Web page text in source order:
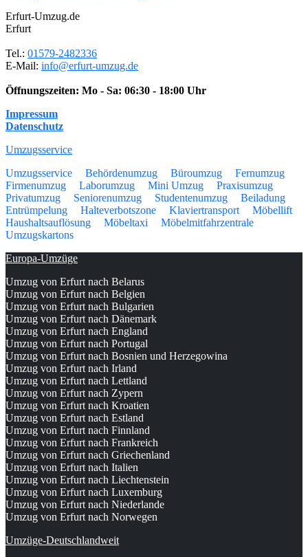
Erfurt-Umzug.de
Erfurt
Tel.: 01579-2482336
E-Mail: info@erfurt-umzug.de
Öffnungszeiten: Mo - Sa: 06:30 - 18:00 Uhr
Impressum
Datenschutz
Umzugsservice
Umzugsservice
Behördenumzug Büroumzug
Fernumzug
Firmenumzug
Laborumzug Mini Umzug
Praxisumzug
Privatumzug
Seniorenumzug Studentenumzug
Beiladung
Entrümpelung
Halteverbotszone Klaviertransport
Möbellift
Haushaltsauflösung
Möbeltaxi
Möbelmitfahrzentrale
Umzugskartons
Europa-Umzüge
Umzug von Erfurt nach Belarus
Umzug von Erfurt nach Belgien
Umzug von Erfurt nach Bulgarien
Umzug von Erfurt nach Dänemark
Umzug von Erfurt nach England
Umzug von Erfurt nach Portugal
Umzug von Erfurt nach Bosnien und Herzegowina
Umzug von Erfurt nach Irland
Umzug von Erfurt nach Lettland
Umzug von Erfurt nach Zypern
Umzug von Erfurt nach Kroatien
Umzug von Erfurt nach Estland
Umzug von Erfurt nach Finnland
Umzug von Erfurt nach Frankreich
Umzug von Erfurt nach Griechenland
Umzug von Erfurt nach Italien
Umzug von Erfurt nach Liechtenstein
Umzug von Erfurt nach Luxemburg
Umzug von Erfurt nach Niederlande
Umzug von Erfurt nach Norwegen
Umzüge-Deutschlandweit